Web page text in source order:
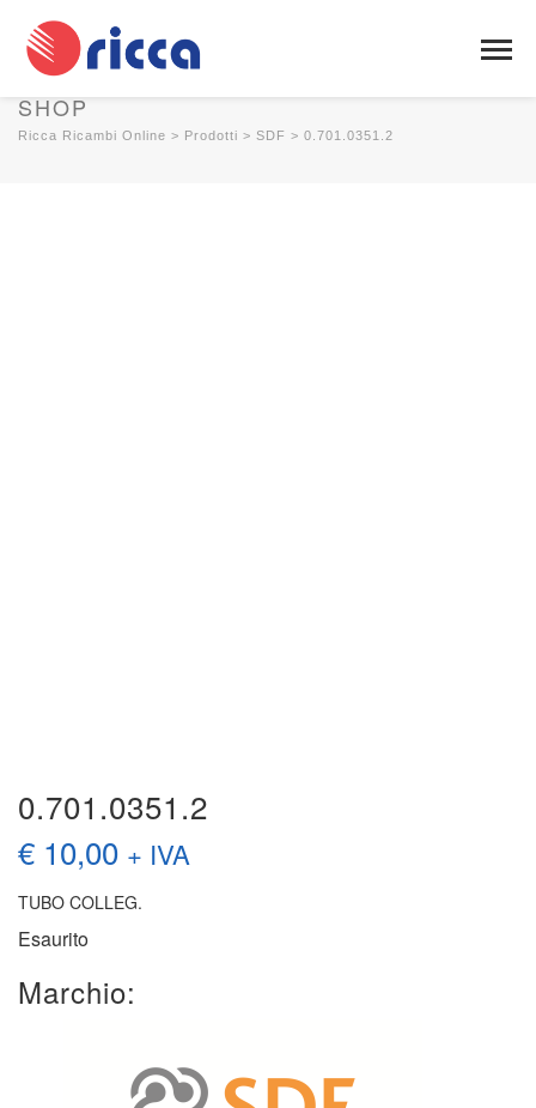
SHOP
Ricca Ricambi Online > Prodotti > SDF > 0.701.0351.2
0.701.0351.2
€ 10,00 + IVA
TUBO COLLEG.
Esaurito
Marchio: